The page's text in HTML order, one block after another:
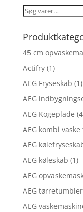
Søg
45 cm
Actifry (1)
AEG Fryseskab (1)
AEG
AEG Kogeplade
AEG kombi
AEG
AEG køleskab (1)
AEG
AEG tørretumbler
AEG